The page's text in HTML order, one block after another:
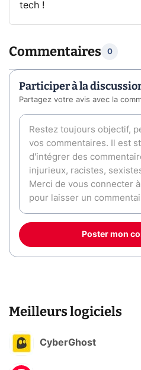
tech !
Commentaires 0
Participer à la
Partagez votre avis avec la
Poster mon
Meilleurs logiciels
CyberGhost